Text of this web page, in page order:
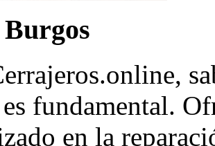
fundamental.
en la